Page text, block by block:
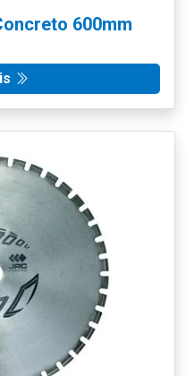
600mm